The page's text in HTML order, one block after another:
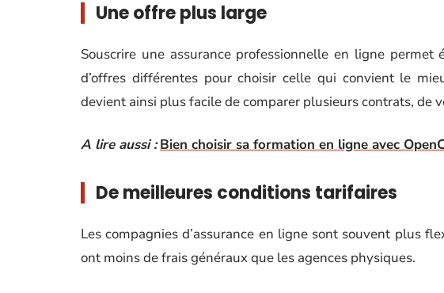
Une offre plus large
Souscrire une assurance professionnelle en ligne permet
d’offres différentes pour choisir celle qui convient le
devient ainsi plus facile de comparer plusieurs contrats, de
A lire aussi : Bien choisir sa formation en ligne avec
De meilleures conditions tarifaires
Les compagnies d’assurance en ligne sont souvent plus
ont moins de frais généraux que les agences physiques.